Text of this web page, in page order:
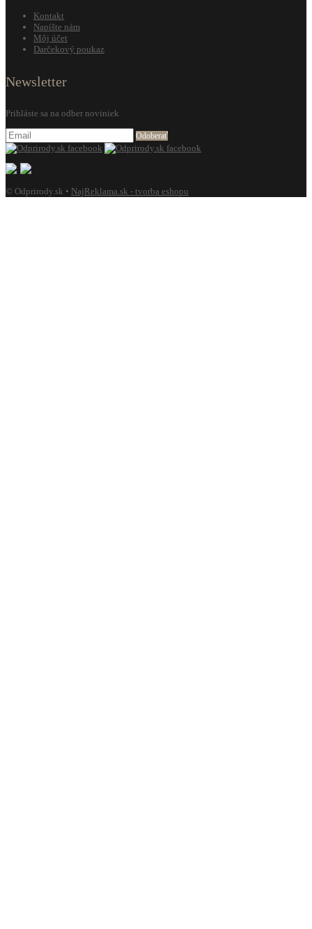
Kontakt
Napíšte nám
Môj účet
Darčekový poukaz
Newsletter
Prihláste sa na odber noviniek
Odoberať
© Odprirody.sk • NajReklama.sk - tvorba eshopu